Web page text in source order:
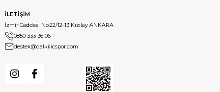
İLETİŞİM
İzmir Caddesi No:22/12-13 Kızılay ANKARA
0850 333 36 06
destek@dalkilicspor.com